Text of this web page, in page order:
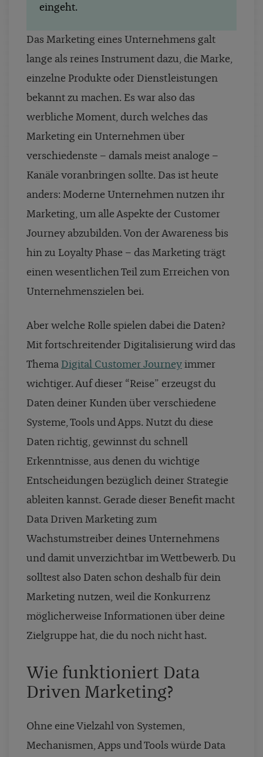
eingeht.
Das Marketing eines Unternehmens galt
lange als reines Instrument dazu, die Marke,
einzelne Produkte oder Dienstleistungen
bekannt zu machen. Es war also das
werbliche Moment, durch welches das
Marketing ein Unternehmen über
verschiedenste – damals meist analoge –
Kanäle voranbringen sollte. Das ist heute
anders: Moderne Unternehmen nutzen ihr
Marketing, um alle Aspekte der Customer
Journey abzubilden. Von der Awareness bis
hin zu Loyalty Phase – das Marketing trägt
einen wesentlichen Teil zum Erreichen von
Unternehmenszielen bei.
Aber welche Rolle spielen dabei die Daten?
Mit fortschreitender Digitalisierung wird das
Thema Digital Customer Journey immer
wichtiger. Auf dieser “Reise” erzeugst du
Daten deiner Kunden über verschiedene
Systeme, Tools und Apps. Nutzt du diese
Daten richtig, gewinnst du schnell
Erkenntnisse, aus denen du wichtige
Entscheidungen bezüglich deiner Strategie
ableiten kannst. Gerade dieser Benefit macht
Data Driven Marketing zum
Wachstumstreiber deines Unternehmens
und damit unverzichtbar im Wettbewerb. Du
solltest also Daten schon deshalb für dein
Marketing nutzen, weil die Konkurrenz
möglicherweise Informationen über deine
Zielgruppe hat, die du noch nicht hast.
Wie funktioniert Data
Driven Marketing?
Ohne eine Vielzahl von Systemen,
Mechanismen, Apps und Tools würde Data